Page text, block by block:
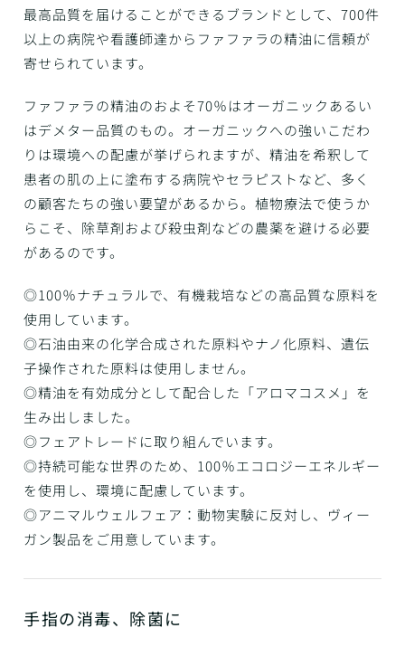
最高品質を届けることができるブランドとして、700件
以上の病院や看護師達からファファラの精油に信頼が
寄せられています。
ファファラの精油のおよそ70％はオーガニックあるい
はデメター品質のもの。オーガニックへの強いこだわ
りは環境への配慮が挙げられますが、精油を希釈して
患者の肌の上に塗布する病院やセラピストなど、多く
の顧客たちの強い要望があるから。植物療法で使うか
らこそ、除草剤および殺虫剤などの農薬を避ける必要
があるのです。
◎100％ナチュラルで、有機栽培などの高品質な原料を
使用しています。
◎石油由来の化学合成された原料やナノ化原料、遺伝
子操作された原料は使用しません。
◎精油を有効成分として配合した「アロマコスメ」を
生み出しました。
◎フェアトレードに取り組んでいます。
◎持続可能な世界のため、100％エコロジーエネルギー
を使用し、環境に配慮しています。
◎アニマルウェルフェア：動物実験に反対し、ヴィー
ガン製品をご用意しています。
手指の消毒、除菌に